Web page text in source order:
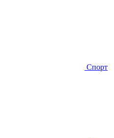
Спорт